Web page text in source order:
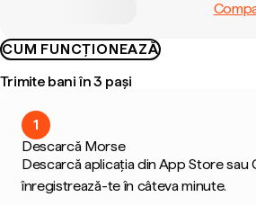
CUM FUNCȚIONEAZĂ
Trimite bani în 3 pași
1
Descarcă Morse
Descarcă aplicația din App Store sau
înregistrează-te în câteva minute.